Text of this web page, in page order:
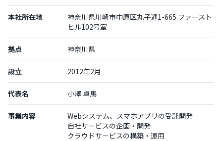
本社所在地
神奈川県川崎市中原区丸子通1-665 ファースト
ヒル102号室
拠点 神奈川県
設立 2012年2月
代表名 小澤 卓馬
事業内容
Webシステム、スマホアプリの受託開発
自社サービスの企画・開発
クラウドサービスの構築・運用